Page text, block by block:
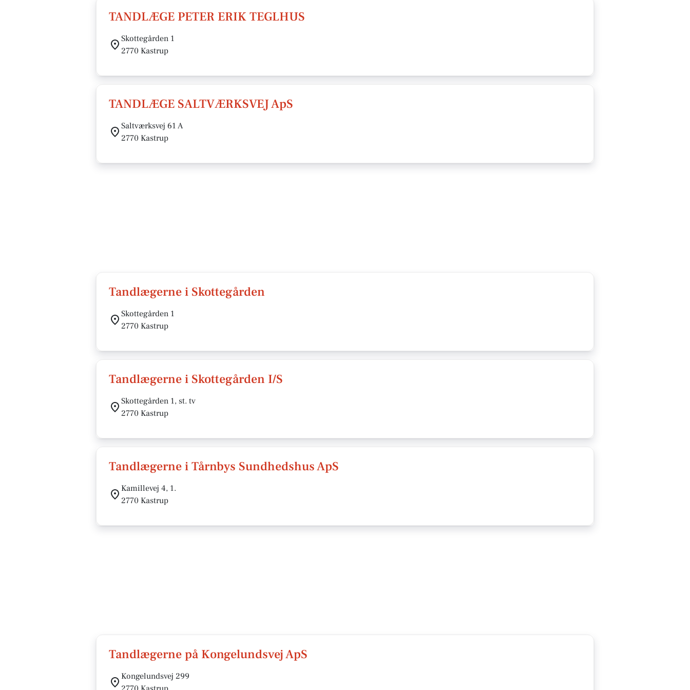
TANDLÆGE PETER ERIK TEGLHUS
Skottegården 1
2770 Kastrup
TANDLÆGE SALTVÆRKSVEJ ApS
Saltværksvej 61 A
2770 Kastrup
Tandlægerne i Skottegården
Skottegården 1
2770 Kastrup
Tandlægerne i Skottegården I/S
Skottegården 1, st. tv
2770 Kastrup
Tandlægerne i Tårnbys Sundhedshus ApS
Kamillevej 4, 1.
2770 Kastrup
Tandlægerne på Kongelundsvej ApS
Kongelundsvej 299